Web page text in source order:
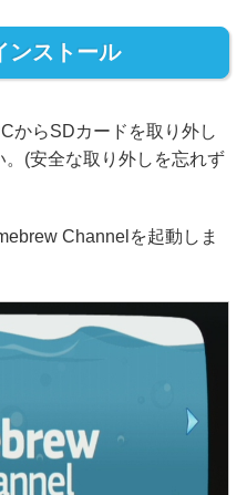
ンストール
からSDカードを取り外し
(安全な取り外しを忘れず
Channelを起動しま